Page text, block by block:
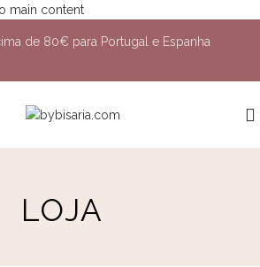
main content
de 80€ para Portugal e Espanha
LOJA